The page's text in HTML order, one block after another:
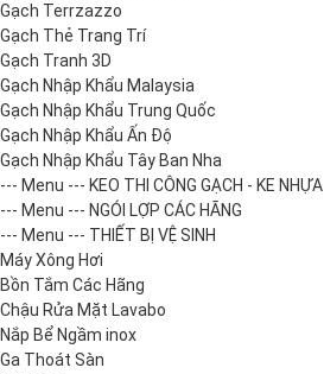
Gạch Terrzazzo
Gạch Thẻ Trang Trí
Gạch Tranh 3D
Gạch Nhập Khẩu Malaysia
Gạch Nhập Khẩu Trung Quốc
Gạch Nhập Khẩu Ấn Độ
Gạch Nhập Khẩu Tây Ban Nha
--- Menu --- KEO THI CÔNG GẠCH - KE NHỰA
--- Menu --- NGÓI LỢP CÁC HÃNG
--- Menu --- THIẾT BỊ VỆ SINH
Máy Xông Hơi
Bồn Tắm Các Hãng
Chậu Rửa Mặt Lavabo
Nắp Bể Ngầm inox
Ga Thoát Sàn